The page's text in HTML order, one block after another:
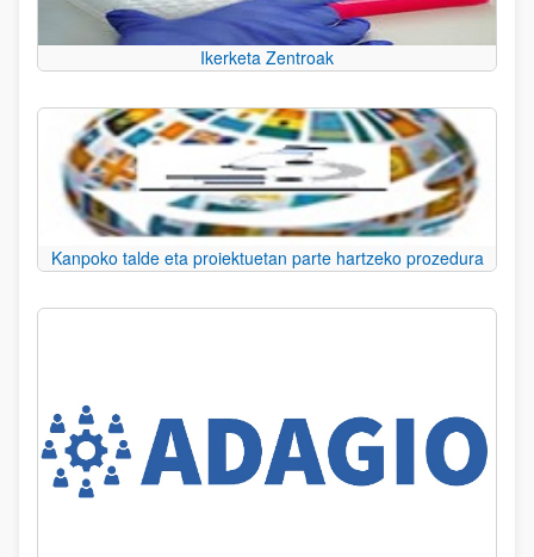
Ikerketa Zentroak
Kanpoko talde eta proiektuetan parte hartzeko prozedura